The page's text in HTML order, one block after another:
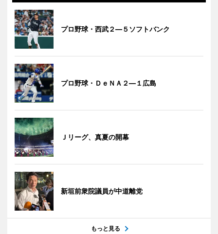
プロ野球・西武２―５ソフトバンク
プロ野球・ＤｅＮＡ２―１広島
Ｊリーグ、真夏の開幕
新垣前衆院議員が中道離党
もっと見る